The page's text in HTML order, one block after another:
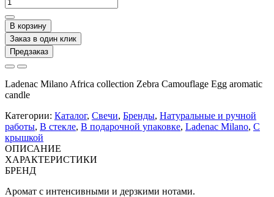
В корзину
Заказ в один клик
Предзаказ
Ladenac Milano Africa collection Zebra Camouflage Egg aromatic
candle
Категории: Каталог, Свечи, Бренды, Натуральные и ручной
работы, В стекле, В подарочной упаковке, Ladenac Milano, С
крышкой
ОПИСАНИЕ
ХАРАКТЕРИСТИКИ
БРЕНД
Аромат с интенсивными и дерзкими нотами.